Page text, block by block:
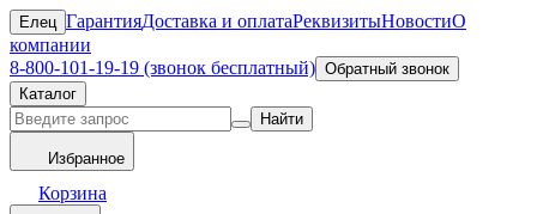
Елец ГарантияДоставка и оплатаРеквизитыНовостиО
компании
8-800-101-19-19 (звонок бесплатный) Обратный звонок
Каталог
Найти
Избранное
Корзина